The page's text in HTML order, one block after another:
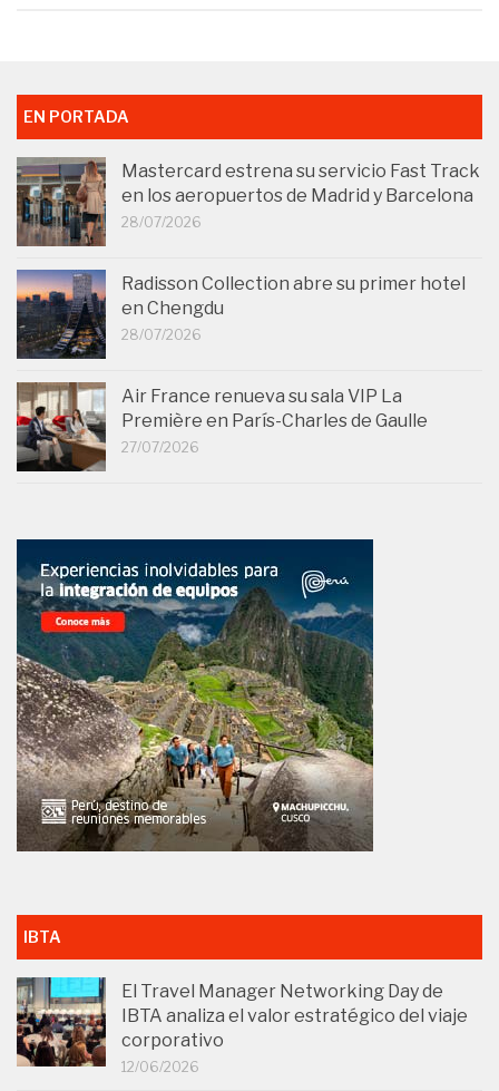
EN PORTADA
Mastercard estrena su servicio Fast Track
en los aeropuertos de Madrid y Barcelona
28/07/2026
Radisson Collection abre su primer hotel
en Chengdu
28/07/2026
Air France renueva su sala VIP La
Première en París-Charles de Gaulle
27/07/2026
IBTA
El Travel Manager Networking Day de
IBTA analiza el valor estratégico del viaje
corporativo
12/06/2026